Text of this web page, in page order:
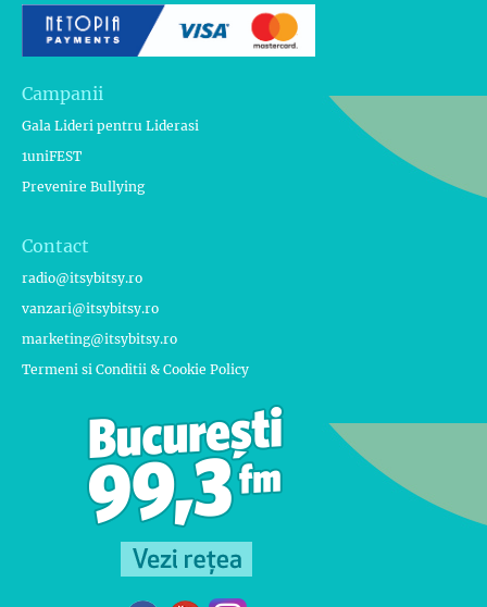
Campanii
Gala Lideri pentru Liderasi
1uniFEST
Prevenire Bullying
Contact
radio@itsybitsy.ro
vanzari@itsybitsy.ro
marketing@itsybitsy.ro
Termeni si Conditii & Cookie Policy